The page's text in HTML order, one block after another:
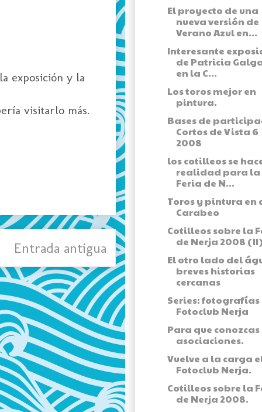
exposición y la
visitarlo más.
Entrada antigua
El proyecto de una
nueva versión de
Verano Azul en...
Interesante
de Patricia
en la C...
Los toros mejor en
pintura.
Bases de
Cortos de Vista 6
2008
los cotilleos se
realidad para la
Feria de N...
Toros y pintura en
Carabeo
Cotilleos sobre la
de Nerja 2008
El otro lado del
breves historias
cercanas
Series:
Fotoclub Nerja
Para que
asociaciones.
Vuelve a la carga
Fotoclub Nerja.
Cotilleos sobre la
de Nerja 2008.